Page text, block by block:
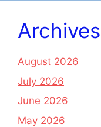
Archives
August 2026
July 2026
June 2026
May 2026